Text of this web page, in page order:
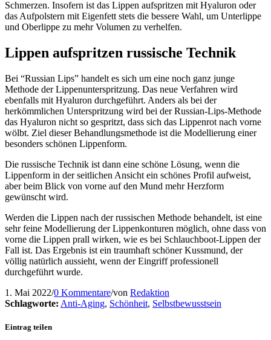
Schmerzen. Insofern ist das Lippen aufspritzen mit Hyaluron oder
das Aufpolstern mit Eigenfett stets die bessere Wahl, um Unterlippe
und Oberlippe zu mehr Volumen zu verhelfen.
Lippen aufspritzen russische Technik
Bei “Russian Lips” handelt es sich um eine noch ganz junge
Methode der Lippenunterspritzung. Das neue Verfahren wird
ebenfalls mit Hyaluron durchgeführt. Anders als bei der
herkömmlichen Unterspritzung wird bei der Russian-Lips-Methode
das Hyaluron nicht so gespritzt, dass sich das Lippenrot nach vorne
wölbt. Ziel dieser Behandlungsmethode ist die Modellierung einer
besonders schönen Lippenform.
Die russische Technik ist dann eine schöne Lösung, wenn die
Lippenform in der seitlichen Ansicht ein schönes Profil aufweist,
aber beim Blick von vorne auf den Mund mehr Herzform
gewünscht wird.
Werden die Lippen nach der russischen Methode behandelt, ist eine
sehr feine Modellierung der Lippenkonturen möglich, ohne dass von
vorne die Lippen prall wirken, wie es bei Schlauchboot-Lippen der
Fall ist. Das Ergebnis ist ein traumhaft schöner Kussmund, der
völlig natürlich aussieht, wenn der Eingriff professionell
durchgeführt wurde.
1. Mai 2022/0 Kommentare/von Redaktion
Schlagworte: Anti-Aging, Schönheit, Selbstbewusstsein
Eintrag teilen